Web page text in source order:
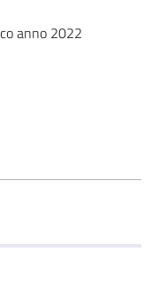
anno 2022